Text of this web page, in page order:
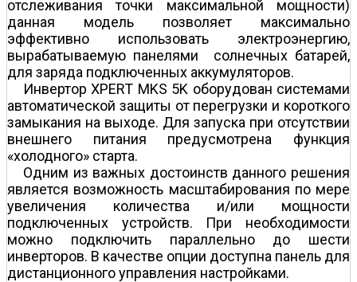
отслеживания точки максимальной мощности)
данная модель позволяет максимально
эффективно использовать электроэнергию,
вырабатываемую панелями солнечных батарей,
для заряда подключенных аккумуляторов.
Инвертор XPERT MKS 5K оборудован системами
автоматической защиты от перегрузки и короткого
замыкания на выходе. Для запуска при отсутствии
внешнего питания предусмотрена функция
«холодного» старта.
Одним из важных достоинств данного решения
является возможность масштабирования по мере
увеличения количества и/или мощности
подключенных устройств. При необходимости
можно подключить параллельно до шести
инверторов. В качестве опции доступна панель для
дистанционного управления настройками.